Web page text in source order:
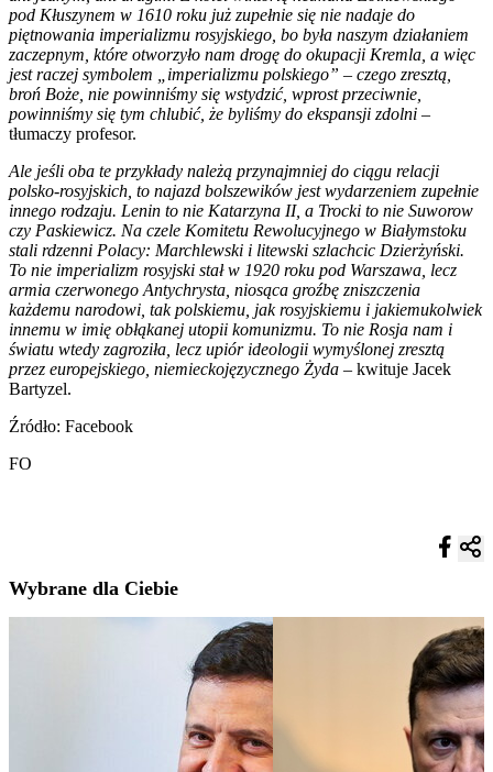
pod Kłuszynem w 1610 roku już zupełnie się nie nadaje do
piętnowania imperializmu rosyjskiego, bo była naszym działaniem
zaczepnym, które otworzyło nam drogę do okupacji Kremla, a więc
jest raczej symbolem „imperializmu polskiego” – czego zresztą,
broń Boże, nie powinniśmy się wstydzić, wprost przeciwnie,
powinniśmy się tym chlubić, że byliśmy do ekspansji zdolni –
tłumaczy profesor.
Ale jeśli oba te przykłady należą przynajmniej do ciągu relacji
polsko-rosyjskich, to najazd bolszewików jest wydarzeniem zupełnie
innego rodzaju. Lenin to nie Katarzyna II, a Trocki to nie Suworow
czy Paskiewicz. Na czele Komitetu Rewolucyjnego w Białymstoku
stali rdzenni Polacy: Marchlewski i litewski szlachcic Dzierżyński.
To nie imperializm rosyjski stał w 1920 roku pod Warszawa, lecz
armia czerwonego Antychrysta, niosąca groźbę zniszczenia
każdemu narodowi, tak polskiemu, jak rosyjskiemu i jakiemukolwiek
innemu w imię obłąkanej utopii komunizmu. To nie Rosja nam i
światu wtedy zagroziła, lecz upiór ideologii wymyślonej zresztą
przez europejskiego, niemieckojęzycznego Żyda – kwituje Jacek
Bartyzel.
Źródło: Facebook
FO
Wybrane dla Ciebie